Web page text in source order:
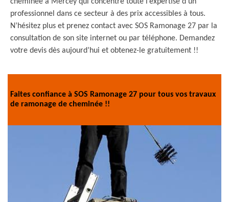
professionnel dans ce secteur à des prix accessibles à tous.
N’hésitez plus et prenez contact avec SOS Ramonage 27 par la
consultation de son site internet ou par téléphone. Demandez
votre devis dès aujourd’hui et obtenez-le gratuitement !!
Faites confiance à SOS Ramonage 27 pour tous vos travaux
de ramonage de cheminée !!